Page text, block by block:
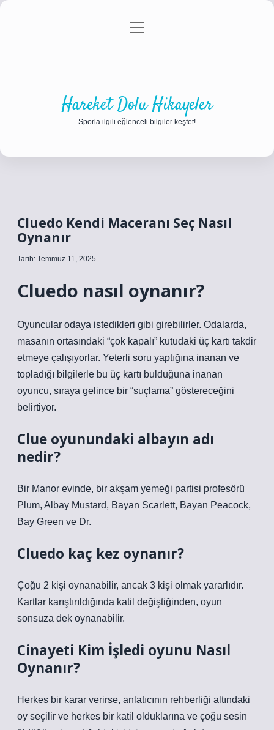
Gizlilik Politikası
menüyü
Hareket Dolu Hikayeler
Sporla ilgili eğlenceli bilgiler keşfet!
Cluedo Kendi Maceranı Seç Nasıl
Oynanır
Tarih: Temmuz 11, 2025
Cluedo nasıl oynanır?
Oyuncular odaya istedikleri gibi girebilirler. Odalarda,
masanın ortasındaki “çok kapalı” kutudaki üç kartı takdir
etmeye çalışıyorlar. Yeterli soru yaptığına inanan ve
topladığı bilgilerle bu üç kartı bulduğuna inanan
oyuncu, sıraya gelince bir “suçlama” göstereceğini
belirtiyor.
Clue oyunundaki albayın adı
nedir?
Bir Manor evinde, bir akşam yemeği partisi profesörü
Plum, Albay Mustard, Bayan Scarlett, Bayan Peacock,
Bay Green ve Dr.
Cluedo kaç kez oynanır?
Çoğu 2 kişi oynanabilir, ancak 3 kişi olmak yararlıdır.
Kartlar karıştırıldığında katil değiştiğinden, oyun
sonsuza dek oynanabilir.
Cinayeti Kim İşledi oyunu Nasıl
Oynanır?
Herkes bir karar verirse, anlatıcının rehberliği altındaki
oy seçilir ve herkes bir katil olduklarına ve çoğu sesin